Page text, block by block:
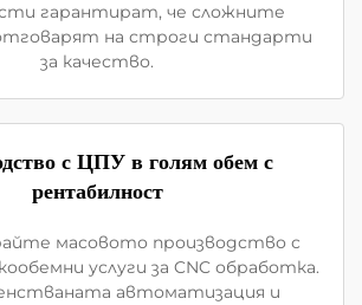
гарантират, че сложните
на строги стандарти
за качество.
с ЦПУ в голям обем с
рентабилност
масовото производство с
услуги за CNC обработка.
автоматизация и